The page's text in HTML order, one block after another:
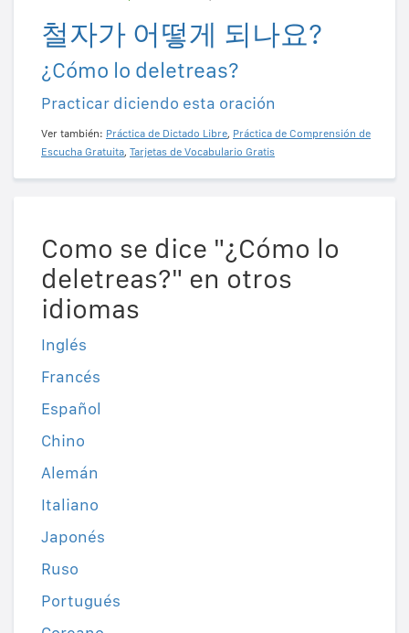
철자가 어떻게 되나요?
¿Cómo lo deletreas?
Practicar diciendo esta oración
Ver también: Práctica de Dictado Libre, Práctica de Comprensión de
Escucha Gratuita, Tarjetas de Vocabulario Gratis
Como se dice "¿Cómo lo
deletreas?" en otros
idiomas
Inglés
Francés
Español
Chino
Alemán
Italiano
Japonés
Ruso
Portugués